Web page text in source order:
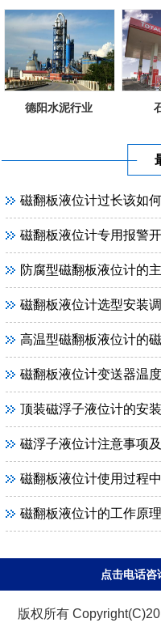
德阳水泥行业
磁翻板液位计过长该如
磁翻板液位计专用报警
防腐型磁翻板液位计的主要
磁翻板液位计选型安装
高温型磁翻板液位计的磁浮
磁翻板液位计变送器温度影
顶装磁浮子液位计的安
磁浮子液位计注意事项
磁翻板液位计使用过程
磁翻板液位计的工作原
点击电话
版权所有